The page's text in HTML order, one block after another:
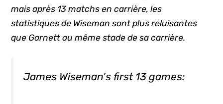
mais après 13 matchs en carrière, les
statistiques de Wiseman sont plus reluisantes
que Garnett au même stade de sa carrière.
James Wiseman's first 13 games: